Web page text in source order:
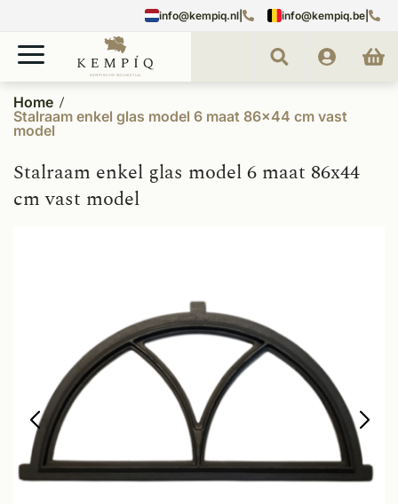
info@kempiq.nl info@kempiq.be
Home
Stalraam enkel glas model 6 maat 86x44 cm vast
model
Stalraam enkel glas model 6 maat 86x44
cm vast model